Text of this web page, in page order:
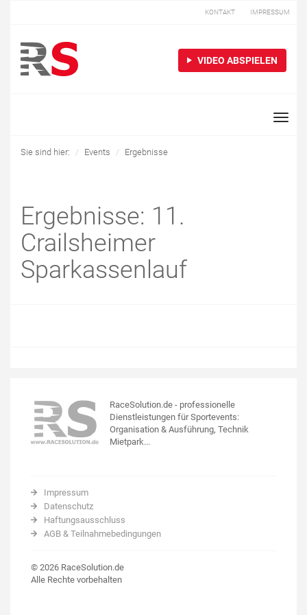
KONTAKT IMPRESSUM
VIDEO ABSPIELEN
Toggle
Sie sind hier: Events Ergebnisse
Ergebnisse: 11.
Crailsheimer
Sparkassenlauf
RaceSolution.de - professionelle
Dienstleistungen für Sportevents:
Organisation & Ausführung, Technik
Mietpark...
Impressum
Datenschutz
Haftungsausschluss
AGB & Teilnahmebedingungen
© 2026 RaceSolution.de
Alle Rechte vorbehalten